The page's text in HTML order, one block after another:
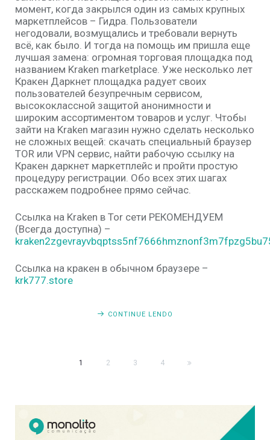
момент, когда закрылся один из самых крупных
маркетплейсов – Гидра. Пользователи
негодовали, возмущались и требовали вернуть
всё, как было. И тогда на помощь им пришла еще
лучшая замена: огромная торговая площадка под
названием Kraken marketplace. Уже несколько лет
Кракен Даркнет площадка радует своих
пользователей безупречным сервисом,
высококлассной защитой анонимности и
широким ассортиментом товаров и услуг. Чтобы
зайти на Kraken магазин нужно сделать несколько
не сложных вещей: скачать специальный браузер
TOR или VPN сервис, найти рабочую ссылку на
Кракен даркнет маркетплейс и пройти простую
процедуру регистрации. Обо всех этих шагах
расскажем подробнее прямо сейчас.
Ссылка на Kraken в Tor сети РЕКОМЕНДУЕМ
(Всегда доступна) –
Ссылка на кракен в обычном браузере –
krk777.store
CONTINUE LENDO
1 2 3 4